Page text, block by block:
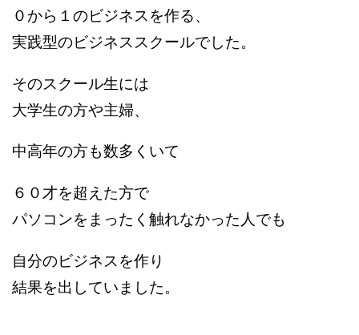
０から１のビジネスを作る、
実践型のビジネススクールでした。
そのスクール生には
大学生の方や主婦、
中高年の方も数多くいて
６０才を超えた方で
パソコンをまったく触れなかった人でも
自分のビジネスを作り
結果を出していました。